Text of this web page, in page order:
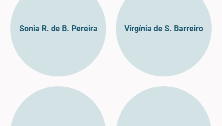
Sonia R. de B. Pereira Virgínia de S. Barreiro